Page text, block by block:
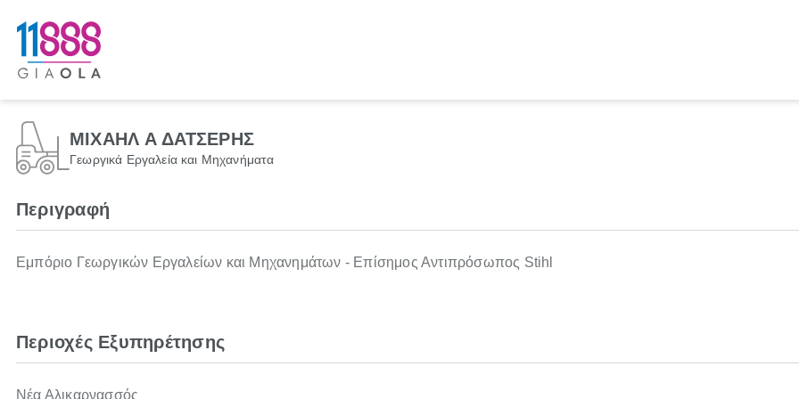
ΜΙΧΑΗΛ Α ΔΑΤΣΕΡΗΣ
Γεωργικά Εργαλεία και Μηχανήματα
Περιγραφή
Εμπόριο Γεωργικών Εργαλείων και Μηχανημάτων - Επίσημος Αντιπρόσωπος Stihl
Περιοχές Εξυπηρέτησης
Νέα Αλικαρνασσός